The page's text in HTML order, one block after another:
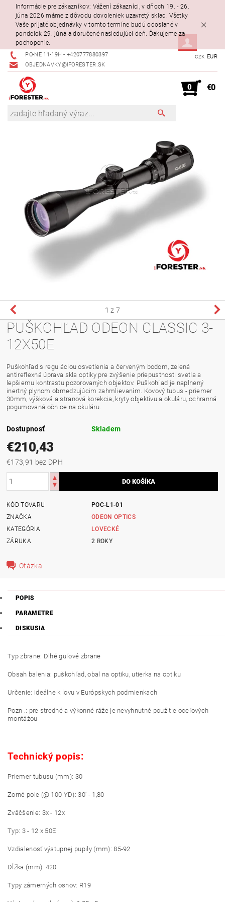
Informácie pre zákazníkov: Vážení zákazníci, v dňoch 19. - 26.
júna 2026 máme z dôvodu dovoleniek uzavretý sklad. Všetky
Vaše prijaté objednávky v tomto termíne budú odoslané v
pondelok 29. júna a doručené nasledujúci deň. Ďakujeme za
pochopenie.
PO-NE 11-19H - +420777880397
OBJEDNAVKY@IFORESTER.SK
CZK EUR
0 €0
1 z 7
PUŠKOHĽAD ODEON CLASSIC 3-
12X50E
Puškohľad s reguláciou osvetlenia a červeným bodom, zelená
antireflexná úprava skla optiky pre zvýšenie priepustnosti svetla a
lepšiemu kontrastu pozorovaných objektov. Puškohľad je naplnený
inertný plynom obmedzujúcim zahmlievaním. Kovový tubus - priemer
30mm, výšková a stranová korekcia, kryty objektívu a okuláru, ochranná
pogumovaná očnice na okuláru.
Dostupnosť Skladem
€210,43
€173,91 bez DPH
KÓD TOVARU
POC-L1-01
ZNAČKA
ODEON OPTICS
KATEGÓRIA
LOVECKÉ
ZÁRUKA
2 ROKY
Otázka
POPIS
PARAMETRE
DISKUSIA
Typ zbrane: Dlhé guľové zbrane
Obsah balenia: puškohľad, obal na optiku, utierka na optiku
Určenie: ideálne k lovu v Európskych podmienkach
Pozn .: pre stredné a výkonné ráže je nevyhnutné použitie oceľových
montážou
Technický popis:
Priemer tubusu (mm): 30
Zorné pole (@ 100 YD): 30' - 1,80
Zväčšenie: 3x - 12x
Typ: 3 - 12 x 50E
Vzdialenosť výstupnej pupily (mm): 85-92
Dĺžka (mm): 420
Typy zámerných osnov: R19